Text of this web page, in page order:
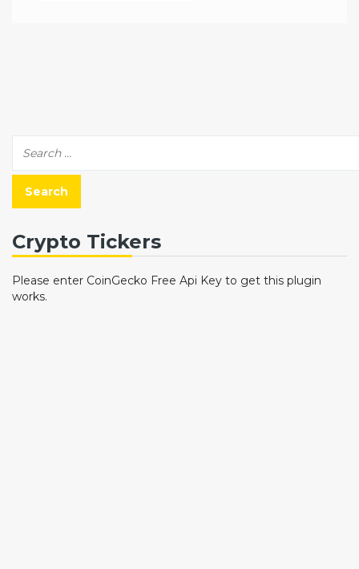
Crypto Tickers
Please enter CoinGecko Free Api Key to get this plugin
works.